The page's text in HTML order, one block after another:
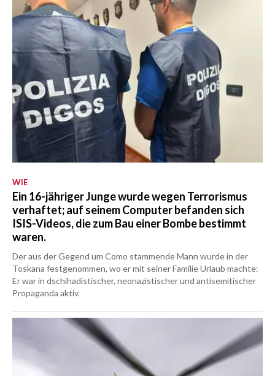
WIE
Ein 16-jähriger Junge wurde wegen Terrorismus
verhaftet; auf seinem Computer befanden sich
ISIS-Videos, die zum Bau einer Bombe bestimmt
waren.
Der aus der Gegend um Como stammende Mann wurde in der
Toskana festgenommen, wo er mit seiner Familie Urlaub machte:
Er war in dschihadistischer, neonazistischer und antisemitischer
Propaganda aktiv.